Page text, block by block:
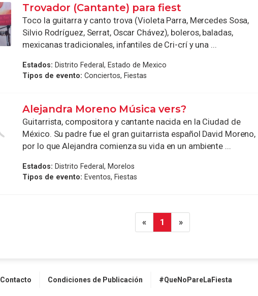
Trovador (Cantante) para fiest
Toco la guitarra y canto trova (Violeta Parra, Mercedes Sosa,
Silvio Rodríguez, Serrat, Oscar Chávez), boleros, baladas,
mexicanas tradicionales, infantiles de Cri-crí y una ...
Estados: Distrito Federal, Estado de Mexico
Tipos de evento: Conciertos, Fiestas
Alejandra Moreno Música vers?
Guitarrista, compositora y cantante nacida en la Ciudad de
México. Su padre fue el gran guitarrista español David Moreno,
por lo que Alejandra comienza su vida en un ambiente ...
Estados: Distrito Federal, Morelos
Tipos de evento: Eventos, Fiestas
« 1 »
Contacto Condiciones de Publicación #QueNoPareLaFiesta